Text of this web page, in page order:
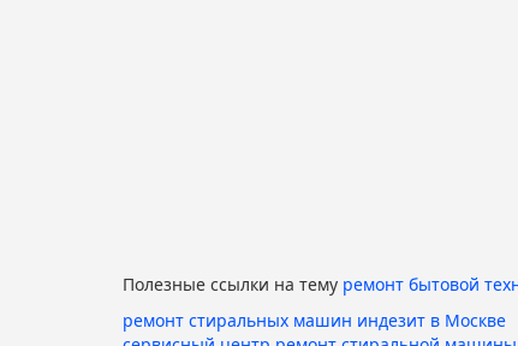
Полезные ссылки на тему ремонт бытовой
ремонт стиральных машин индезит в Москве